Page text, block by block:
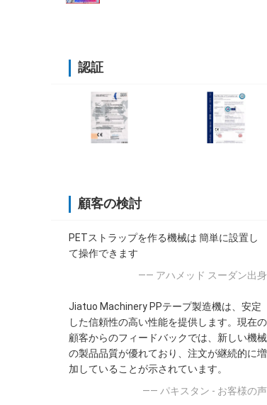
認証
顧客の検討
PETストラップを作る機械は 簡単に設置し
て操作できます
—— アハメッド スーダン出身
Jiatuo Machinery PPテープ製造機は、安定
した信頼性の高い性能を提供します。現在の
顧客からのフィードバックでは、新しい機械
の製品品質が優れており、注文が継続的に増
加していることが示されています。
—— パキスタン - お客様の声